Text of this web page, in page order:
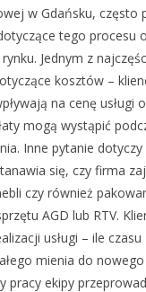
w Gdańsku, często
tego procesu
Jednym z
kosztów –
na cenę usługi
mogą wystąpić
Inne pytanie dotyczy
się, czy firma
czy również
AGD lub RTV.
usługi – ile
mienia do
pracy ekipy